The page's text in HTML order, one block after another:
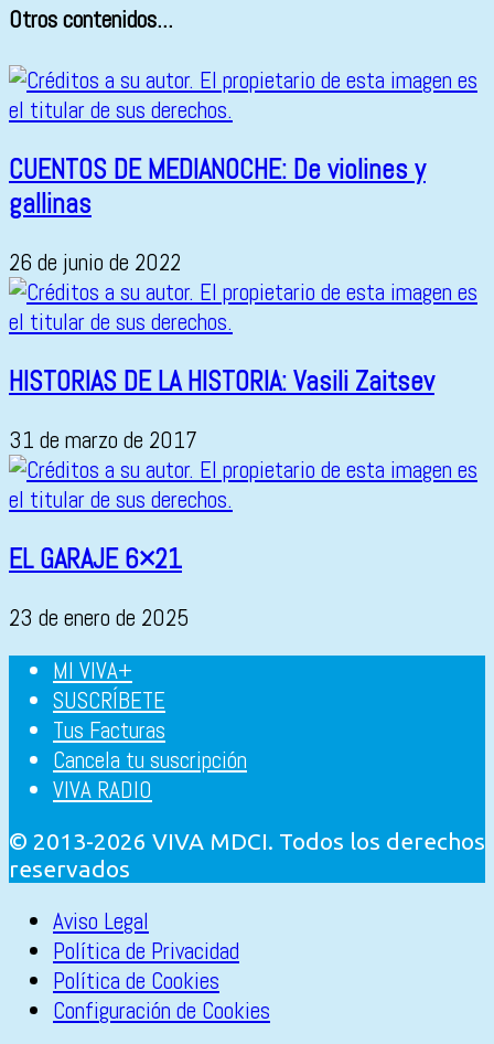
Otros contenidos...
CUENTOS DE MEDIANOCHE: De violines y
gallinas
26 de junio de 2022
HISTORIAS DE LA HISTORIA: Vasili Zaitsev
31 de marzo de 2017
EL GARAJE 6×21
23 de enero de 2025
MI VIVA+
SUSCRÍBETE
Tus Facturas
Cancela tu suscripción
VIVA RADIO
© 2013-2026 VIVA MDCI. Todos los derechos
reservados
Aviso Legal
Política de Privacidad
Política de Cookies
Configuración de Cookies